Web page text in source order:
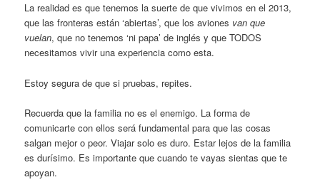
La realidad es que tenemos la suerte de que vivimos en el 2013,
que las fronteras están ‘abiertas’, que los aviones van que
vuelan, que no tenemos ‘ni papa’ de inglés y que TODOS
necesitamos vivir una experiencia como esta.
Estoy segura de que si pruebas, repites.
Recuerda que la familia no es el enemigo. La forma de
comunicarte con ellos será fundamental para que las cosas
salgan mejor o peor. Viajar solo es duro. Estar lejos de la familia
es durísimo. Es importante que cuando te vayas sientas que te
apoyan.